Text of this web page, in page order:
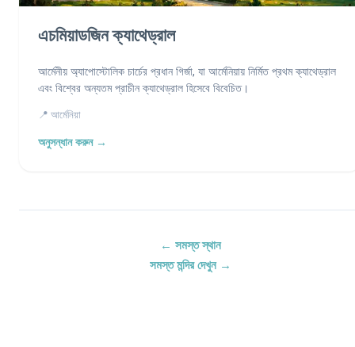
এচমিয়াডজিন ক্যাথেড্রাল
আর্মেনীয় অ্যাপোস্টোলিক চার্চের প্রধান গির্জা, যা আর্মেনিয়ায় নির্মিত প্রথম ক্যাথেড্রাল
এবং বিশ্বের অন্যতম প্রাচীন ক্যাথেড্রাল হিসেবে বিবেচিত।
📍 আর্মেনিয়া
অনুসন্ধান করুন →
← সমস্ত স্থান
সমস্ত মন্দির দেখুন →